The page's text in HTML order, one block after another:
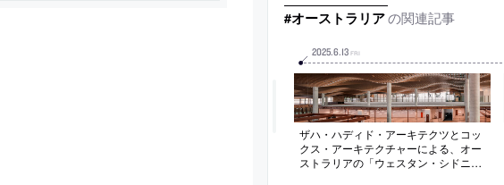
#オーストラリアの関連記事
2025.6.13 FRI
ザハ・ハディド・アーキテクツとコッ
クス・アーキテクチャーによる、オー
ストラリアの「ウェスタン・シドニー